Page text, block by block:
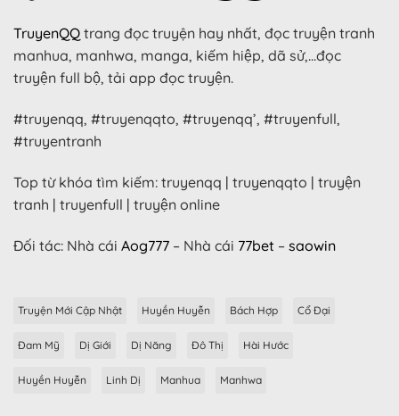
TruyenQQ trang đọc truyện hay nhất, đọc truyện tranh
manhua, manhwa, manga, kiếm hiệp, dã sử,…đọc
truyện full bộ, tải app đọc truyện.
#truyenqq, #truyenqqto, #truyenqq’, #truyenfull,
#truyentranh
Top từ khóa tìm kiếm: truyenqq | truyenqqto | truyện
tranh | truyenfull | truyện online
Đối tác: Nhà cái Aog777 – Nhà cái 77bet – saowin
Truyện Mới Cập Nhật Huyền Huyễn Bách Hợp Cổ Đại
Đam Mỹ Dị Giới Dị Năng Đô Thị Hài Hước
Huyền Huyễn Linh Dị Manhua Manhwa